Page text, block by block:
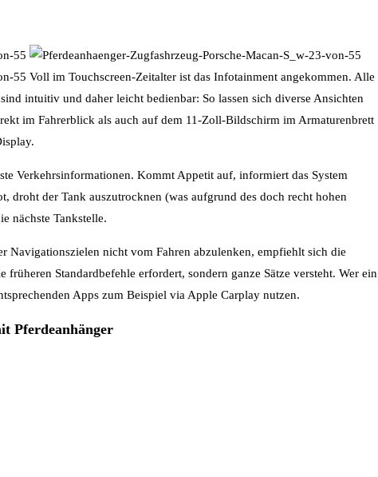
Voll im Touchscreen-Zeitalter ist das Infotainment angekommen. Alle
intuitiv und daher leicht bedienbar: So lassen sich diverse Ansichten
im Fahrerblick als auch auf dem 11-Zoll-Bildschirm im Armaturenbrett
Verkehrsinformationen. Kommt Appetit auf, informiert das System
droht der Tank auszutrocknen (was aufgrund des doch recht hohen
nächste Tankstelle.
Navigationszielen nicht vom Fahren abzulenken, empfiehlt sich die
Standardbefehle erfordert, sondern ganze Sätze versteht. Wer ein
Apps zum Beispiel via Apple Carplay nutzen.
Pferdeanhänger